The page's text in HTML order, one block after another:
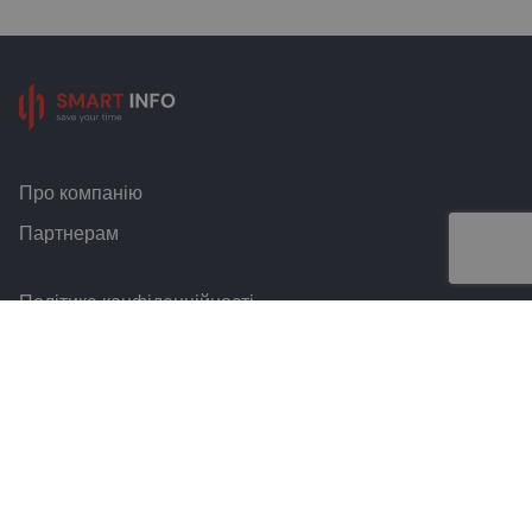
Про компанію
Партнерам
Політика конфіденційності